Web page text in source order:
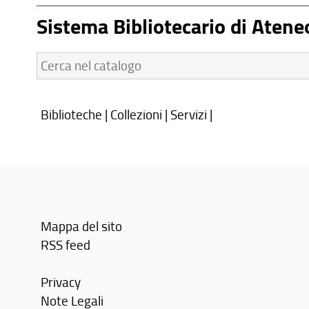
Sistema Bibliotecario di
Cerca
nel
Biblioteche | Collezioni | Servizi |
Mappa del sito
RSS feed
Privacy
Note Legali